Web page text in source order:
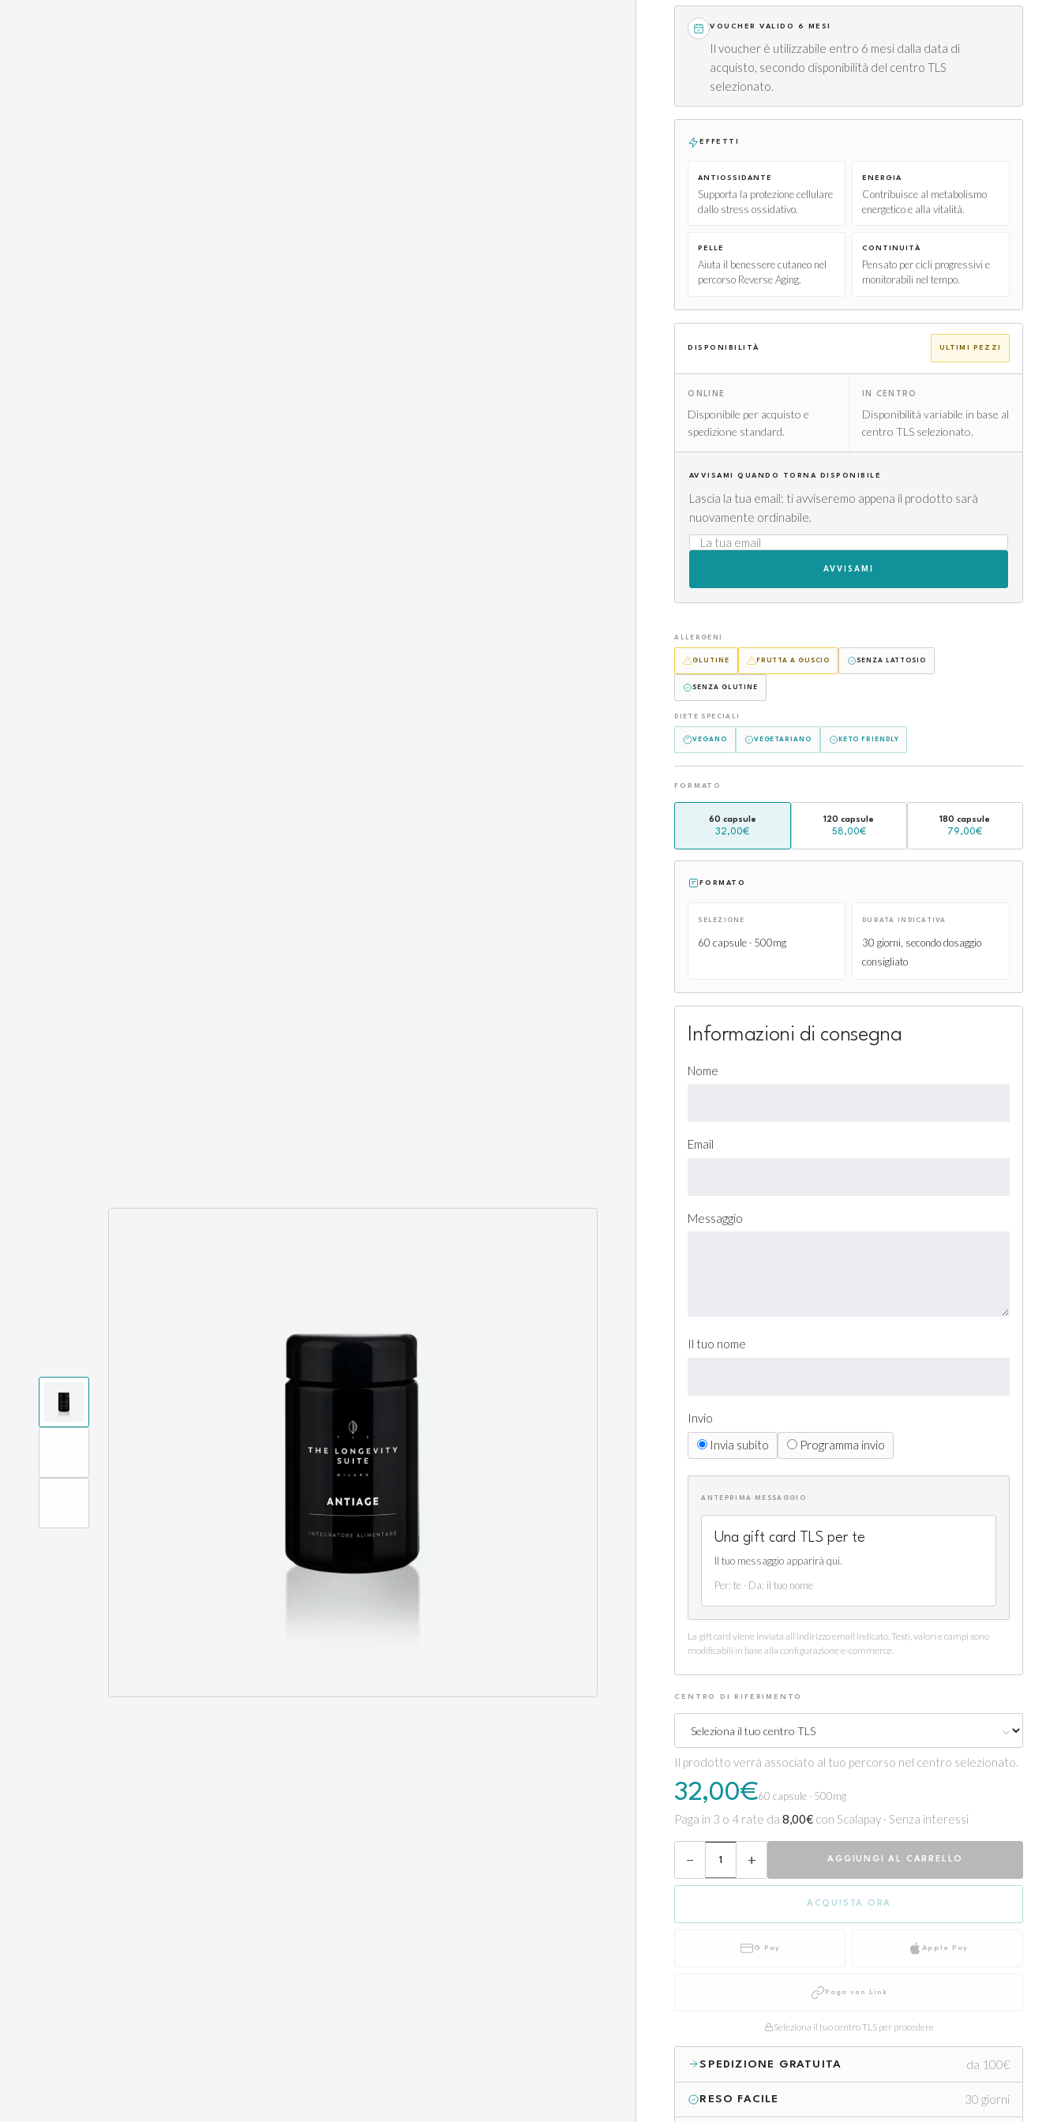
VOUCHER VALIDO 6 MESI
Il voucher è utilizzabile entro 6 mesi dalla data di
acquisto, secondo disponibilità del centro TLS
selezionato.
EFFETTI
ANTIOSSIDANTE
Supporta la protezione cellulare
dallo stress ossidativo.
ENERGIA
Contribuisce al metabolismo
energetico e alla vitalità.
PELLE
Aiuta il benessere cutaneo nel
percorso Reverse Aging.
CONTINUITÀ
Pensato per cicli progressivi e
monitorabili nel tempo.
DISPONIBILITÀ ULTIMI PEZZI
ONLINE
Disponibile per acquisto e
spedizione standard.
IN CENTRO
Disponibilità variabile in base al
centro TLS selezionato.
AVVISAMI QUANDO TORNA DISPONIBILE
Lascia la tua email: ti avviseremo appena il prodotto sarà
nuovamente ordinabile.
AVVISAMI
ALLERGENI
GLUTINE FRUTTA A GUSCIO SENZA LATTOSIO
SENZA GLUTINE
DIETE SPECIALI
VEGANO VEGETARIANO KETO FRIENDLY
FORMATO
60 capsule
32,00€
120 capsule
58,00€
180 capsule
79,00€
FORMATO
SELEZIONE
60 capsule · 500mg
DURATA INDICATIVA
30 giorni, secondo dosaggio
consigliato
Informazioni di consegna
Nome
Email
Messaggio
Il tuo nome
Invio
Invia subito
Programma invio
ANTEPRIMA MESSAGGIO
Una gift card TLS per te
Il tuo messaggio apparirà qui.
Per: te · Da: il tuo nome
La gift card viene inviata all’indirizzo email indicato. Testi, valori e campi sono
modificabili in base alla configurazione e-commerce.
CENTRO DI RIFERIMENTO
Il prodotto verrà associato al tuo percorso nel centro selezionato.
32,00€60 capsule · 500mg
Paga in 3 o 4 rate da8,00€ con Scalapay · Senza interessi
− + AGGIUNGI AL CARRELLO
ACQUISTA ORA
G Pay Apple Pay
Paga con Link
Seleziona il tuo centro TLS per procedere
SPEDIZIONE GRATUITA da 100€
RESO FACILE 30 giorni